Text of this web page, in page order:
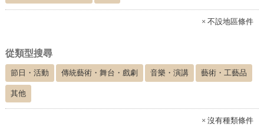
× 不設地區條件
從類型搜尋
節日・活動 傳統藝術・舞台・戲劇 音樂・演講 藝術・工藝品
其他
× 沒有種類條件